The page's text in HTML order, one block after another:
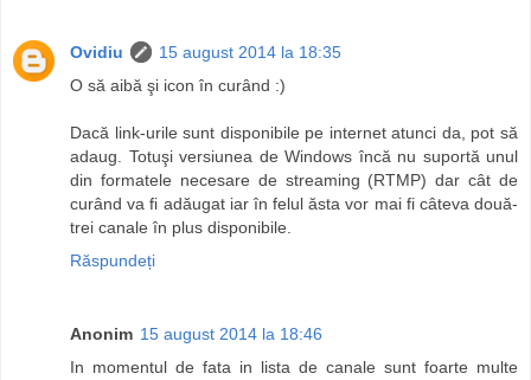
Ovidiu
15 august 2014 la 18:35
O să aibă şi icon în curând :)
Dacă link-urile sunt disponibile pe internet atunci da, pot să
adaug. Totuşi versiunea de Windows încă nu suportă unul
din formatele necesare de streaming (RTMP) dar cât de
curând va fi adăugat iar în felul ăsta vor mai fi câteva două-
trei canale în plus disponibile.
Răspundeți
Anonim 15 august 2014 la 18:46
In momentul de fata in lista de canale sunt foarte multe